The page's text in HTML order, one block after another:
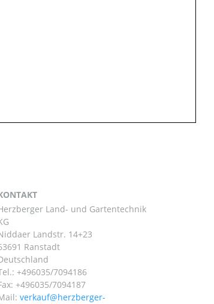
Land- und Gartentechnik
Landstr. 14+23
Ranstadt
+496035/7094186
+496035/7094187